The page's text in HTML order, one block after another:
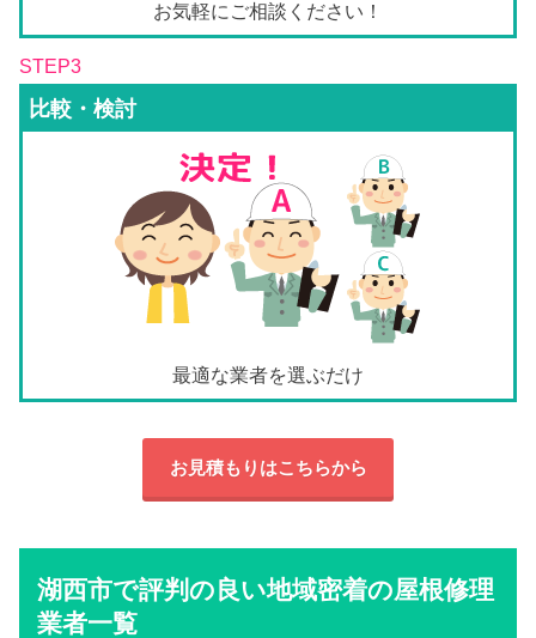
お気軽にご相談ください！
STEP3
比較・検討
最適な業者を選ぶだけ
お見積もりはこちらから
湖西市で評判の良い地域密着の屋根修理
業者一覧